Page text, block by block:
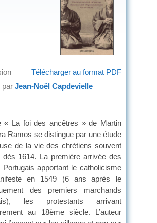
Télécharger au format PDF
par Jean-Noël Capdevielle
« La foi des ancêtres » de Martin
Ramos se distingue par une étude
de la vie des chrétiens souvent
dès 1614. La première arrivée des
Portugais apportant le catholicisme
en 1549 (6 ans après le
des premiers marchands
les protestants arrivant
au 18ème siècle. L’auteur